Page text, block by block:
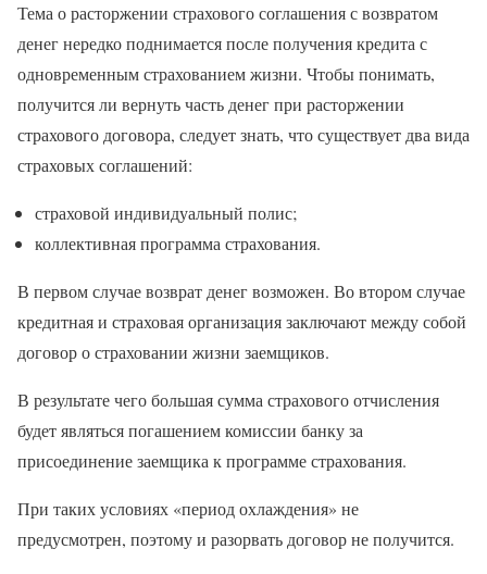
Тема о расторжении страхового соглашения с возвратом
денег нередко поднимается после получения кредита с
одновременным страхованием жизни. Чтобы понимать,
получится ли вернуть часть денег при расторжении
страхового договора, следует знать, что существует два вида
страховых соглашений:
страховой индивидуальный полис;
коллективная программа страхования.
В первом случае возврат денег возможен. Во втором случае
кредитная и страховая организация заключают между собой
договор о страховании жизни заемщиков.
В результате чего большая сумма страхового отчисления
будет являться погашением комиссии банку за
присоединение заемщика к программе страхования.
При таких условиях «период охлаждения» не
предусмотрен, поэтому и разорвать договор не получится.